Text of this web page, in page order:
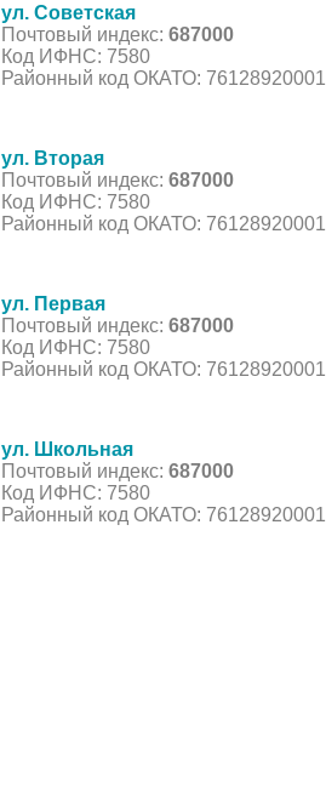
ул. Советская
Почтовый индекс: 687000
Код ИФНС: 7580
Районный код ОКАТО: 76128920001
ул. Вторая
Почтовый индекс: 687000
Код ИФНС: 7580
Районный код ОКАТО: 76128920001
ул. Первая
Почтовый индекс: 687000
Код ИФНС: 7580
Районный код ОКАТО: 76128920001
ул. Школьная
Почтовый индекс: 687000
Код ИФНС: 7580
Районный код ОКАТО: 76128920001